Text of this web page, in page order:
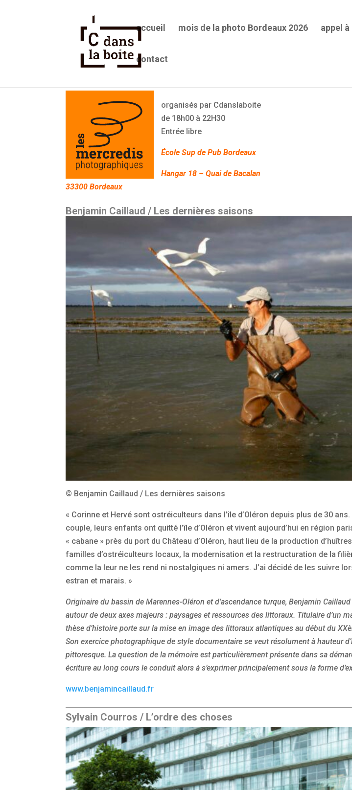
accueil mois de la photo Bordeaux 2026 appel
contact
Les Mercredis Photographiques #38 – 30 mai 2018
organisés par Cdanslaboite
de 18h00 à 22H30
Entrée libre
École Sup de Pub Bordeaux
Hangar 18 – Quai de Bacalan
33300 Bordeaux
Benjamin Caillaud / Les dernières saisons
© Benjamin Caillaud / Les dernières saisons
« Corinne et Hervé sont ostréiculteurs dans l’île d’Oléron depuis plus de 30
couple, leurs enfants ont quitté l’île d’Oléron et vivent aujourd’hui en région
« cabane » près du port du Château d’Oléron, haut lieu de la production
familles d’ostréiculteurs locaux, la modernisation et la restructuration de la
comme la leur ne les rend ni nostalgiques ni amers. J’ai décidé de les suivre
estran et marais. »
Originaire du bassin de Marennes-Oléron et d’ascendance turque, Benjamin
autour de deux axes majeurs : paysages et ressources des littoraux. Titulaire d’un
thèse d’histoire porte sur la mise en image des littoraux atlantiques au début du
Son exercice photographique de style documentaire se veut résolument à hauteur
pittoresque. La question de la mémoire est particulièrement présente dans sa
écriture au long cours le conduit alors à s’exprimer principalement sous la forme
www.benjamincaillaud.fr
Sylvain Courros / L’ordre des choses